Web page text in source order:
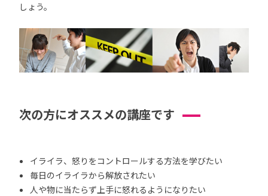
しょう。
次の方にオススメの講座です
イライラ、怒りをコントロールする方法を学びたい
毎日のイライラから解放されたい
人や物に当たらず上手に怒れるようになりたい